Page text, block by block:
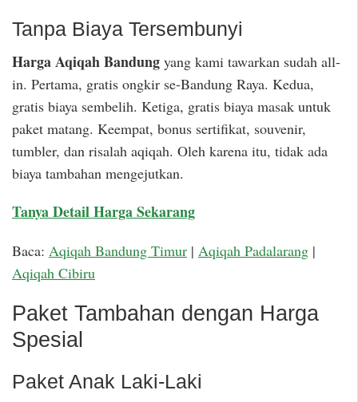
Tanpa Biaya Tersembunyi
Harga Aqiqah Bandung yang kami tawarkan sudah all-
in. Pertama, gratis ongkir se-Bandung Raya. Kedua,
gratis biaya sembelih. Ketiga, gratis biaya masak untuk
paket matang. Keempat, bonus sertifikat, souvenir,
tumbler, dan risalah aqiqah. Oleh karena itu, tidak ada
biaya tambahan mengejutkan.
Tanya Detail Harga Sekarang
Baca: Aqiqah Bandung Timur | Aqiqah Padalarang |
Aqiqah Cibiru
Paket Tambahan dengan Harga
Spesial
Paket Anak Laki-Laki